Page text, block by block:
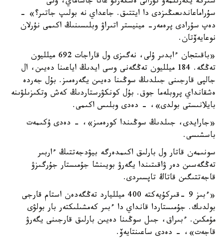
سۇراماعاندىعىڭىزدى دا ايتتىق. جاعداي نە بولىپ جاتىر؟» -
دەپ سۇرادى پرەمەر- مينيستر اتىراۋ وبلىسىنىڭ اكىمى نۇرلان
نوعايەۆتان.
«باقىتجان ءابدىر ۇلى، نەگىزى ول قاراجات 692 ميلليون
تەڭگە. 184 ميلليون تەڭگەنى وسى ايدىڭ اياعىنا دەيىن، ال
جالپى قارجىنى جىلدىڭ سوڭىنا دەيىن يگەرەمىز. بۇل جەردە
ەشقانداي پروبلەما جوق. بۇل كونكۋرستاردىڭ كەش وتكىزىلۋىنە
بايلانىستى بولدى»، - دەدى وبلىس اكىمى.
«جارايدى، جىلدىڭ سوڭىندا كورەمىز»، - دەدى ۇكىمەت
باسشىسى.
سونىمەن قاتار ول بارلىق اكىمدەرگە بيۋدجەتتىڭ ءاربىر
تەڭگەسىن دەر ۋاقىتىندا يگەرۋ بويىنشا جۇمىستار جۇرگىزۋ
قاجەتتىگىن قاتاڭ تاپسىردى.
«ءبىز 9 -قىركۇيەكتە 400 ميلليارد تەڭگەدەن استام قارجى
بولدىك. جۇمىستاردا قانداي دا ءبىر كەمشىلىكتەر بار بولۋى
مۇمكىن. ءبىراق، جىل سوڭىنا دەيىن بارلىق قارجىنى يگەرۋ
قاجەت»، - دەدى ساعىنتايەۆ.